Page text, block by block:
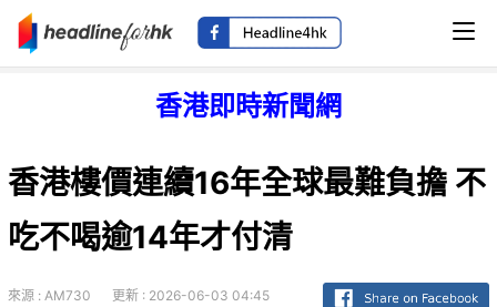
香港即時新聞網
香港樓價連續16年全球最難負擔 不
吃不喝逾14年才付清
來源 : AM730 更新 : 2026-06-03 04:45